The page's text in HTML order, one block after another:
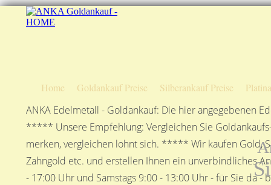
Home Goldankauf Preise Silberankauf Preise
ANKA Edelmetall - Goldankauf: Die hier angegebenen
***** Unsere Empfehlung: Vergleichen Sie
merken, vergleichen lohnt sich. ***** Wir kaufen Gold,
Zahngold etc. und erstellen Ihnen ein unverbindliches
- 17:00 Uhr und Samstags 9:00 - 13:00 Uhr - für Sie